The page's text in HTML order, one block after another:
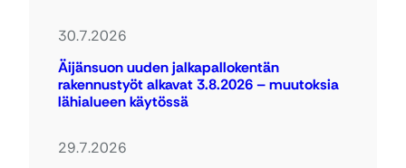
30.7.2026
Äijänsuon uuden jalkapallokentän
rakennustyöt alkavat 3.8.2026 – muutoksia
lähialueen käytössä
29.7.2026